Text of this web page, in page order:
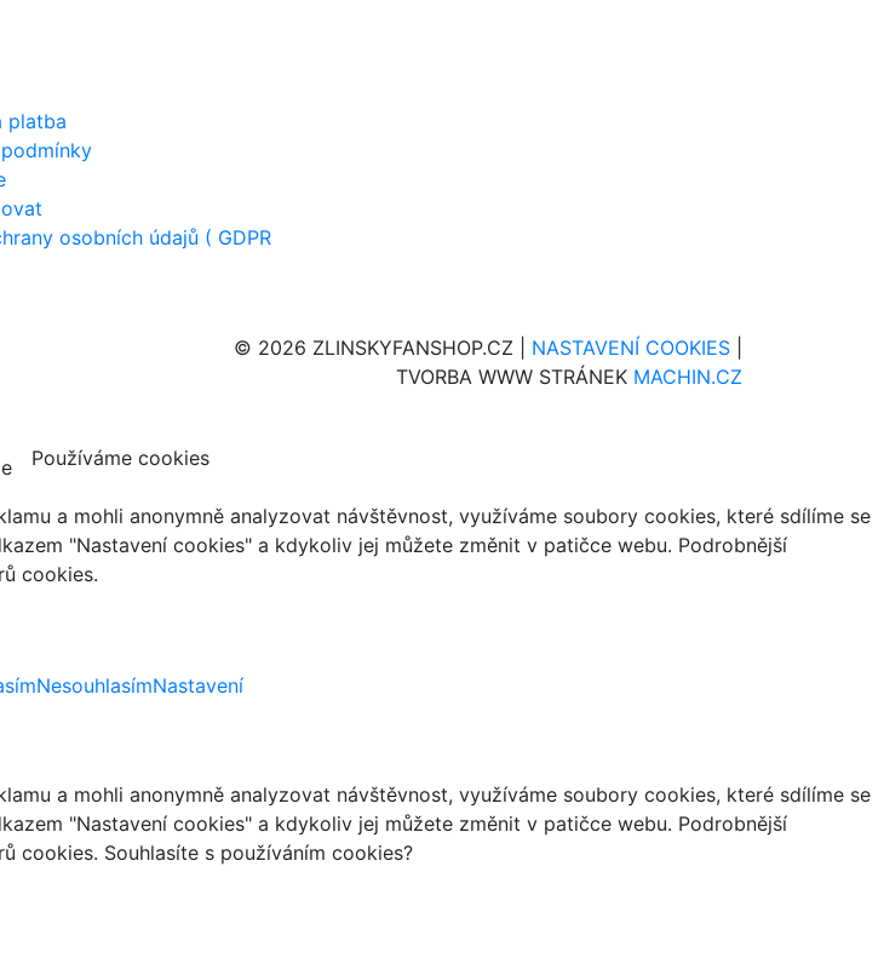
platba
osobních údajů ( GDPR
© 2026 ZLINSKYFANSHOP.CZ | NASTAVENÍ COOKIES
TVORBA WWW STRÁNEK MACHIN.CZ
Používáme cookies
a mohli anonymně analyzovat návštěvnost, využíváme soubory cookies, které sdílíme se
"Nastavení cookies" a kdykoliv jej můžete změnit v patičce webu. Podrobnější
cookies.
NesouhlasímNastavení
a mohli anonymně analyzovat návštěvnost, využíváme soubory cookies, které sdílíme se
"Nastavení cookies" a kdykoliv jej můžete změnit v patičce webu. Podrobnější
cookies. Souhlasíte s používáním cookies?